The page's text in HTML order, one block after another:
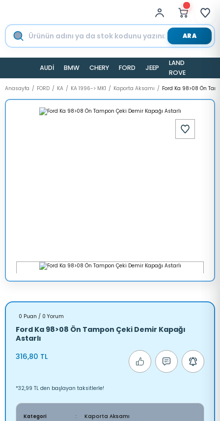
ARA
AUDİ BMW CHERY FORD JEEP
LAND
ROVER
Anasayfa FORD KA KA 1996-> MK1 Kaporta Aksamı Ford Ka 98>08 Ön
0 Puan / 0 Yorum
Ford Ka 98>08 Ön Tampon Çeki Demir Kapağı
Astarlı
316,80 TL
*32,99 TL den başlayan taksitlerle!
Kategori
Kaporta Aksamı